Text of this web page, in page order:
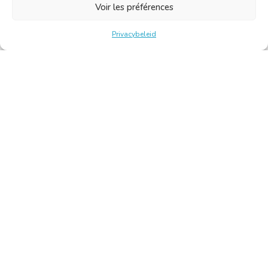
Voir les préférences
Privacybeleid